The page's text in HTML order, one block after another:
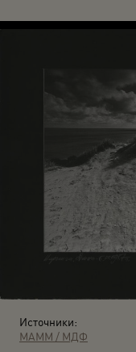
Источники:
МАММ / МДФ